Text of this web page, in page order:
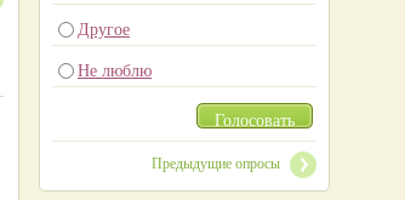
Другое
Не люблю
Голосовать
Предыдущие опросы